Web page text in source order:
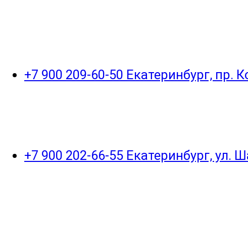
+7 900 209-60-50 Екатеринбург, пр.
+7 900 202-66-55 Екатеринбург, ул.